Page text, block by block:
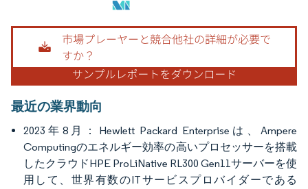
画像 © Mordor Intelligence。再利用にはCC BY 4.0の表示が必要です。
最近の業界動向
2023年8月：Hewlett Packard Enterpriseは、Ampere
Computingのエネルギー効率の高いプロセッサーを搭載
したクラウドHPE ProLiNative RL300 Gen11サーバーを使
用して、世界有数のITサービスプロバイダーである